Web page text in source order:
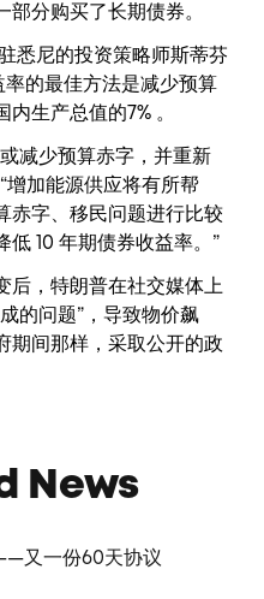
分购买了长期债券。
悉尼的投资策略师斯蒂芬
率的最佳方法是减少预算
生产总值的7% 。
减少预算赤字，并重新
增加能源供应将有所帮
赤字、移民问题进行比较
低 10 年期债券收益率。”
后，特朗普在社交媒体上
的问题”，导致物价飙
期间那样，采取公开的政
News